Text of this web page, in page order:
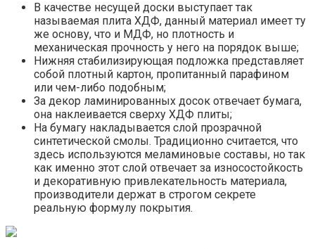
В качестве несущей доски выступает так
называемая плита ХДФ, данный материал имеет ту
же основу, что и МДФ, но плотность и
механическая прочность у него на порядок выше;
Нижняя стабилизирующая подложка представляет
собой плотный картон, пропитанный парафином
или чем-либо подобным;
За декор ламинированных досок отвечает бумага,
она наклеивается сверху ХДФ плиты;
На бумагу накладывается слой прозрачной
синтетической смолы. Традиционно считается, что
здесь используются меламиновые составы, но так
как именно этот слой отвечает за износостойкость
и декоративную привлекательность материала,
производители держат в строгом секрете
реальную формулу покрытия.